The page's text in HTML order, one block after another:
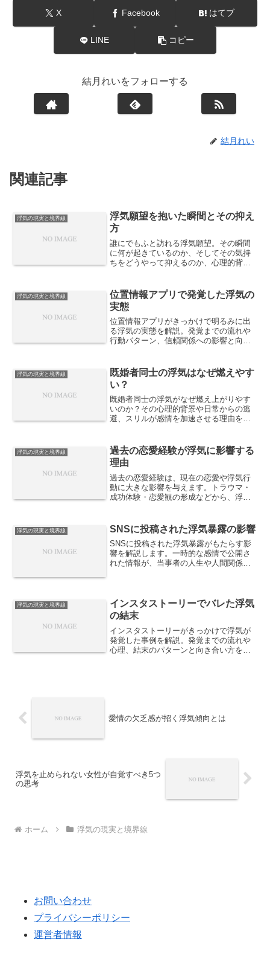
X Facebook はてブ
LINE コピー
結月れいをフォローする
結月れい
関連記事
浮気の現実と境界線
浮気願望を抱いた瞬間とその抑え
方
誰にでもふと訪れる浮気願望。その瞬間
に何が起きているのか、そしてその気持
ちをどうやって抑えるのか、心理的背景
浮気の現実と境界線
位置情報アプリで発覚した浮気の
実態
位置情報アプリがきっかけで明るみに出
る浮気の実態を解説。発覚までの流れや
行動パターン、信頼関係への影響と向き
浮気の現実と境界線
既婚者同士の浮気はなぜ燃えやす
い？
既婚者同士の浮気がなぜ燃え上がりやす
いのか？その心理的背景や日常からの逃
避、スリルが感情を加速させる理由を詳
浮気の現実と境界線
過去の恋愛経験が浮気に影響する
理由
過去の恋愛経験は、現在の恋愛や浮気行
動に大きな影響を与えます。トラウマ・
成功体験・恋愛観の形成などから、浮気
浮気の現実と境界線 SNSに投稿された浮気暴露の影響
SNSに投稿された浮気暴露がもたらす影
響を解説します。一時的な感情で公開さ
れた情報が、当事者の人生や人間関係、
浮気の現実と境界線
インスタストーリーでバレた浮気
の結末
インスタストーリーがきっかけで浮気が
発覚した事例を解説。発覚までの流れや
心理、結末のパターンと向き合い方を整
愛情の欠乏感が招く浮気傾向とは
浮気を止められない女性が自覚すべき5つ
の思考
ホーム 浮気の現実と境界線
お問い合わせ
プライバシーポリシー
運営者情報